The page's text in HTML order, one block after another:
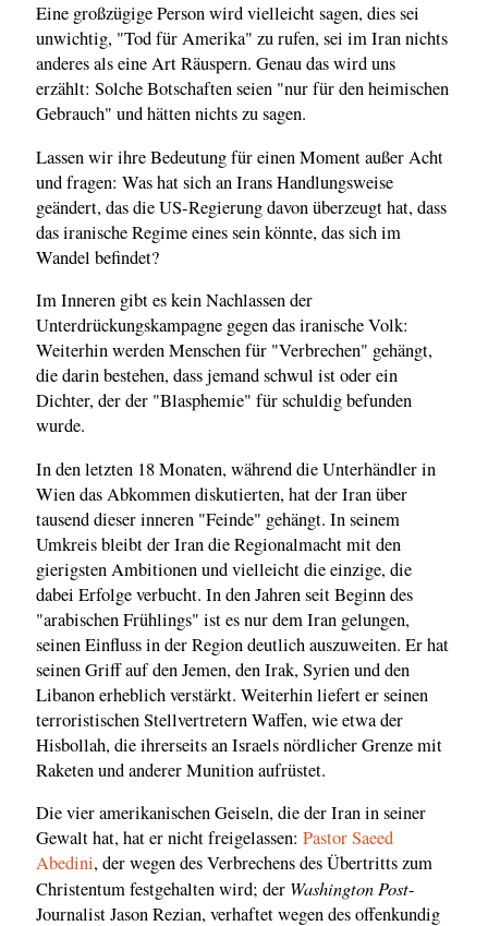
Eine großzügige Person wird vielleicht sagen, dies sei
unwichtig, "Tod für Amerika" zu rufen, sei im Iran nichts
anderes als eine Art Räuspern. Genau das wird uns
erzählt: Solche Botschaften seien "nur für den heimischen
Gebrauch" und hätten nichts zu sagen.
Lassen wir ihre Bedeutung für einen Moment außer Acht
und fragen: Was hat sich an Irans Handlungsweise
geändert, das die US-Regierung davon überzeugt hat, dass
das iranische Regime eines sein könnte, das sich im
Wandel befindet?
Im Inneren gibt es kein Nachlassen der
Unterdrückungskampagne gegen das iranische Volk:
Weiterhin werden Menschen für "Verbrechen" gehängt,
die darin bestehen, dass jemand schwul ist oder ein
Dichter, der der "Blasphemie" für schuldig befunden
wurde.
In den letzten 18 Monaten, während die Unterhändler in
Wien das Abkommen diskutierten, hat der Iran über
tausend dieser inneren "Feinde" gehängt. In seinem
Umkreis bleibt der Iran die Regionalmacht mit den
gierigsten Ambitionen und vielleicht die einzige, die
dabei Erfolge verbucht. In den Jahren seit Beginn des
"arabischen Frühlings" ist es nur dem Iran gelungen,
seinen Einfluss in der Region deutlich auszuweiten. Er hat
seinen Griff auf den Jemen, den Irak, Syrien und den
Libanon erheblich verstärkt. Weiterhin liefert er seinen
terroristischen Stellvertretern Waffen, wie etwa der
Hisbollah, die ihrerseits an Israels nördlicher Grenze mit
Raketen und anderer Munition aufrüstet.
Die vier amerikanischen Geiseln, die der Iran in seiner
Gewalt hat, hat er nicht freigelassen: Pastor Saeed
Abedini, der wegen des Verbrechens des Übertritts zum
Christentum festgehalten wird; der Washington Post-
Journalist Jason Rezian, verhaftet wegen des offenkundig